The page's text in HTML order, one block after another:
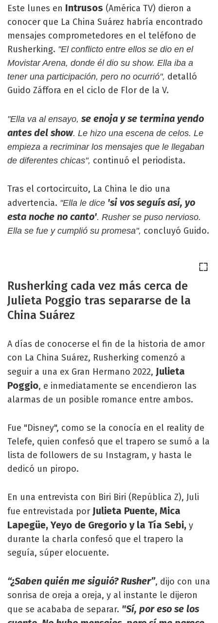
Este lunes en Intrusos (América TV) dieron a
conocer que La China Suárez habría encontrado
mensajes comprometedores en el teléfono de
Rusherking. "El conflicto entre ellos se dio en el
Movistar Arena, donde él dio su show. Ella iba a
tener una participación, pero no ocurrió", detalló
Guido Záffora en el ciclo de Flor de la V.
"Ella va al ensayo, se enoja y se termina yendo
antes del show. Le hizo una escena de celos. Le
empieza a recriminar los mensajes que le llegaban
de diferentes chicas", continuó el periodista.
Tras el cortocircuito, La China le dio una
advertencia. "Ella le dice 'si vos seguís así, yo
esta noche no canto'. Rusher se puso nervioso.
Ella se fue y cumplió su promesa", concluyó Guido.
Rusherking cada vez más cerca de
Julieta Poggio tras separarse de la
China Suárez
A días de conocerse el fin de la historia de amor
con La China Suárez, Rusherking comenzó a
seguir a una ex Gran Hermano 2022, Julieta
Poggio, e inmediatamente se encendieron las
alarmas de un posible romance entre ambos.
Fue "Disney", como se la conocía en el reality de
Telefe, quien confesó que el trapero se sumó a la
lista de followers de su Instagram, y hasta le
dedicó un piropo.
En una entrevista con Biri Biri (República Z), Juli
fue entrevistada por Julieta Puente, Mica
Lapegüe, Yeyo de Gregorio y la Tía Sebi, y
durante la charla confesó que el trapero la
seguía, súper elocuente.
“¿Saben quién me siguió? Rusher”, dijo con una
sonrisa de oreja a oreja, y al instante le dijeron
que se acababa de separar. "Sí, por eso se los